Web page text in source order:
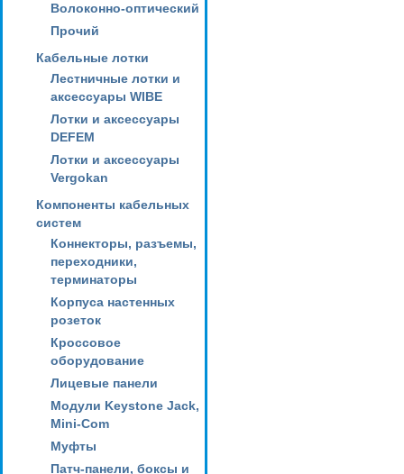
Волоконно-оптический
Прочий
Кабельные лотки
Лестничные лотки и
аксессуары WIBE
Лотки и аксессуары
DEFEM
Лотки и аксессуары
Vergokan
Компоненты кабельных
систем
Коннекторы, разъемы,
переходники,
терминаторы
Корпуса настенных
розеток
Кроссовое
оборудование
Лицевые панели
Модули Keystone Jack,
Mini-Com
Муфты
Патч-панели, боксы и